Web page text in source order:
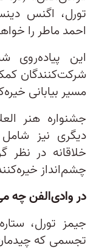
تورل، اگنس
احمد ماطر را
این پیاده‌روی
شرکت‌کنندگان
مسیر بیابانی
جشنواره هنر
دیگری نیز شامل
چشم‌انداز
در وادی‌الفن چه
جیمز تورل،
تجسمی که